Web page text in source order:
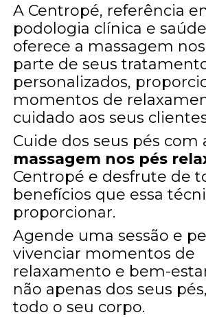
A Centropé, referência
podologia clínica e
oferece a massagem
parte de seus
personalizados,
momentos de
cuidado aos seus
Cuide dos seus pés com
massagem nos pés
Centropé e desfrute de
benefícios que essa
proporcionar.
Agende uma sessão e
vivenciar momentos de
relaxamento e bem-
não apenas dos seus
todo o seu corpo.